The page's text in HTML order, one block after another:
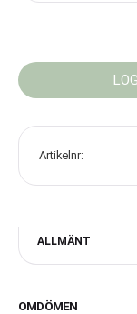
Artikelnr
ALLMÄNT
OMDÖMEN